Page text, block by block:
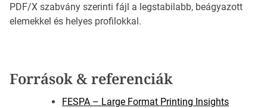
PDF/X szabvány szerinti fájl a legstabilabb, beágyazott
elemekkel és helyes profilokkal.
Források & referenciák
FESPA – Large Format Printing Insights